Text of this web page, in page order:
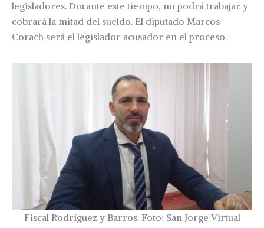
legisladores. Durante este tiempo, no podrá trabajar y
cobrará la mitad del sueldo. El diputado Marcos
Corach será el legislador acusador en el proceso.
Fiscal Rodríguez y Barros. Foto: San Jorge Virtual